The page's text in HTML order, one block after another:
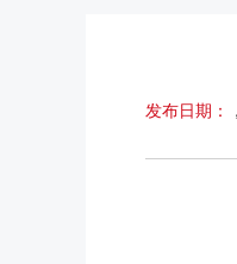
发布日期： ，